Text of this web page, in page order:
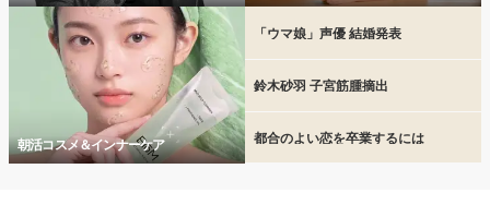
朝活コスメ＆インナーケア
「ウマ娘」声優 結婚発表
鈴木砂羽 子宮筋腫摘出
都合のよい恋を卒業するには